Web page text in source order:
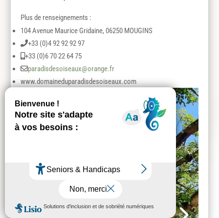
Plus de renseignements :
104 Avenue Maurice Gridaine, 06250 MOUGINS
+33 (0)4 92 92 92 97
+33 (0)6 70 22 64 75
paradisdesoiseaux@orange.fr
www.domaineduparadisdesoiseaux.com